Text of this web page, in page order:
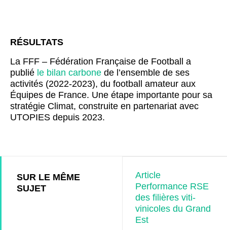
RÉSULTATS
La FFF – Fédération Française de Football a
publié le bilan carbone de l’ensemble de ses
activités (2022-2023), du football amateur aux
Équipes de France. Une étape importante pour sa
stratégie Climat, construite en partenariat avec
UTOPIES depuis 2023.
SUR LE MÊME
SUJET
Article
Performance RSE
des filières viti-
vinicoles du Grand
Est